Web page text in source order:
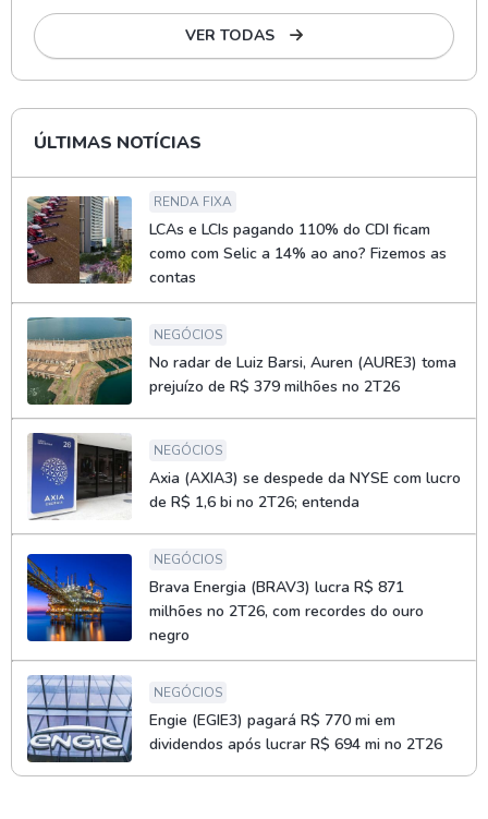
VER TODAS
ÚLTIMAS NOTÍCIAS
RENDA FIXA
LCAs e LCIs pagando 110% do CDI ficam
como com Selic a 14% ao ano? Fizemos as
contas
NEGÓCIOS
No radar de Luiz Barsi, Auren (AURE3) toma
prejuízo de R$ 379 milhões no 2T26
NEGÓCIOS
Axia (AXIA3) se despede da NYSE com lucro
de R$ 1,6 bi no 2T26; entenda
NEGÓCIOS
Brava Energia (BRAV3) lucra R$ 871
milhões no 2T26, com recordes do ouro
negro
NEGÓCIOS
Engie (EGIE3) pagará R$ 770 mi em
dividendos após lucrar R$ 694 mi no 2T26